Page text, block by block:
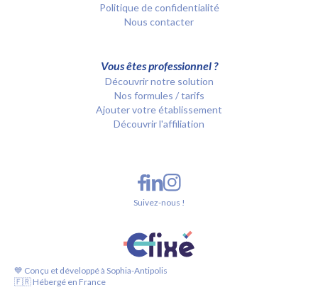
Politique de confidentialité
Nous contacter
Vous êtes professionnel ?
Découvrir notre solution
Nos formules / tarifs
Ajouter votre établissement
Découvrir l'affiliation
💙 Conçu et développé à Sophia-Antipolis
🇫🇷 Hébergé en France
Suivez-nous !